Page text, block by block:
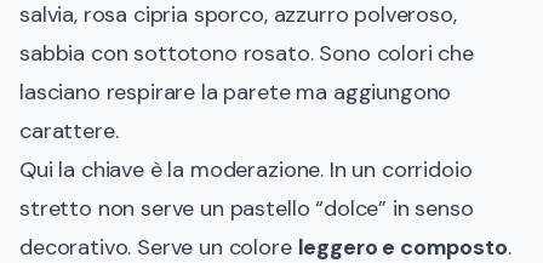
salvia, rosa cipria sporco, azzurro polveroso,
sabbia con sottotono rosato. Sono colori che
lasciano respirare la parete ma aggiungono
carattere.
Qui la chiave è la moderazione. In un corridoio
stretto non serve un pastello “dolce” in senso
decorativo. Serve un colore leggero e composto.